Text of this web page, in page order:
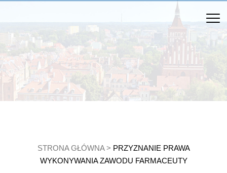
STRONA GŁÓWNA> PRZYZNANIE PRAWA
WYKONYWANIA ZAWODU FARMACEUTY